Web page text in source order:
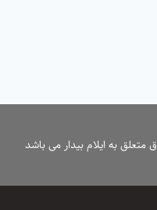
متعلق به ایلام بیدار می باشد